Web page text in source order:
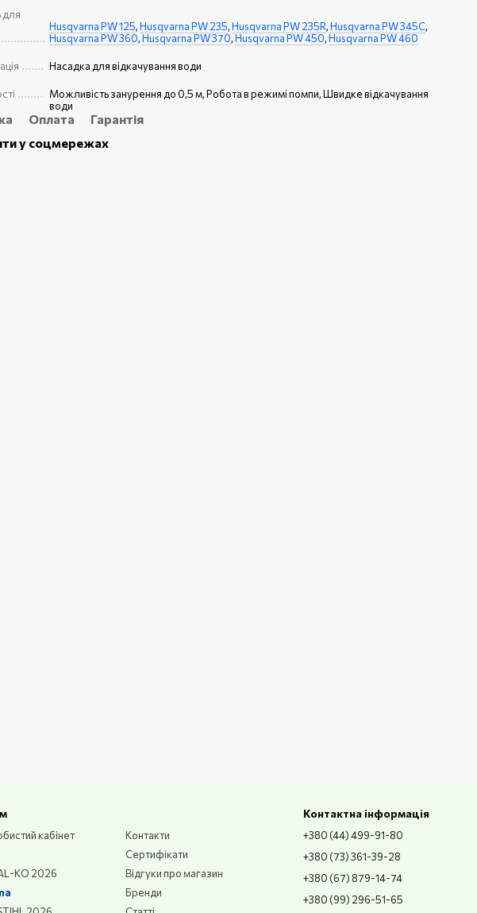
для
Husqvarna PW 125,Husqvarna PW 235,Husqvarna PW 235R,Husqvarna PW 345C,
Husqvarna PW 360,Husqvarna PW 370,Husqvarna PW 450,Husqvarna PW 460
Насадка для відкачування води
Можливість занурення до 0,5 м, Робота в режимі помпи, Швидке відкачування
води
Оплата
Гарантія
у соцмережах
кабінет
KO 2026
Контакти
Сертифікати
Відгуки про магазин
Бренди
Контактна інформація
+380 (44) 499-91-80
+380 (73) 361-39-28
+380 (67) 879-14-74
+380 (99) 296-51-65